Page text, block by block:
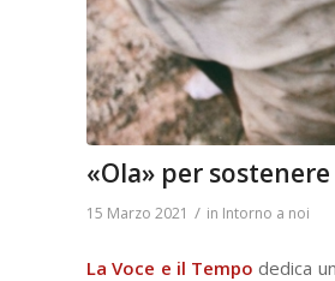
«Ola» per
15 Marzo 2021 / in Intorno a noi
La Voce e il Tempo dedica